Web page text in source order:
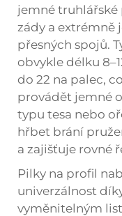
jemné truhlářské
zády a extrémně
přesných spojů.
obvykle délku
do 22 na palec,
provádět jemné
typu tesa nebo
hřbet brání
a zajišťuje rovné
Pilky na profil
univerzálnost
vyměnitelným